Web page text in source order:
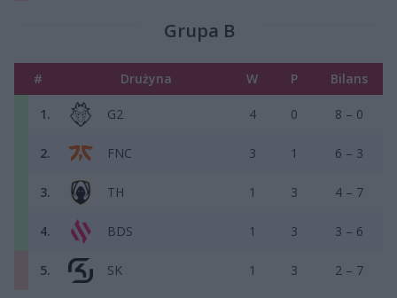
Grupa B
# Drużyna W P Bilans
1. G2 4 0 8 – 0
2. FNC 3 1 6 – 3
3. TH 1 3 4 – 7
4. BDS 1 3 3 – 6
5. SK 1 3 2 – 7